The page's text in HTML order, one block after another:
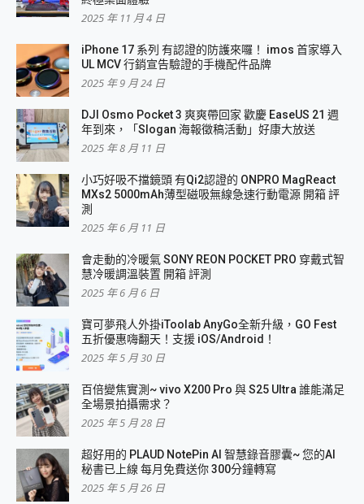
2025 年 11 月 4 日
iPhone 17 系列 有認證的防護來囉！ imos 首家導入
UL MCV 行銷宣告驗證的手機配件品牌
2025 年 9 月 24 日
DJI Osmo Pocket 3 爽爽帶回家 歡慶 EaseUS 21 週
年到來，「Slogan 海報徵稿活動」好康大放送
2025 年 8 月 11 日
小巧好吸不擋鏡頭 有Qi2認證的 ONPRO MagReact
MXs2 5000mAh薄型磁吸無線急速行動電源 開箱 評
測
2025 年 6 月 11 日
會走動的冷暖氣 SONY REON POCKET PRO 穿戴式智
慧冷暖調溫裝置 開箱 評測
2025 年 6 月 6 日
寶可夢飛人外掛iToolab AnyGo全新升級，GO Fest
五折優惠嗨翻天！支援 iOS/Android！
2025 年 5 月 30 日
百倍變焦實測~ vivo X200 Pro 與 S25 Ultra 誰能滿足
全場景拍攝需求？
2025 年 5 月 28 日
超好用的 PLAUD NotePin AI 智慧錄音膠囊~ 您的AI
秘書已上線 每月免費送你 300分鐘轉寫
2025 年 5 月 26 日